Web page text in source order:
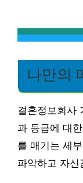
나만의
결혼정보회사
과 등급에 대
를 매기는 세
파악하고 자